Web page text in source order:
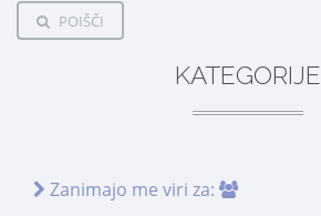
POIŠČI
KATEGORIJE
Zanimajo me viri za: